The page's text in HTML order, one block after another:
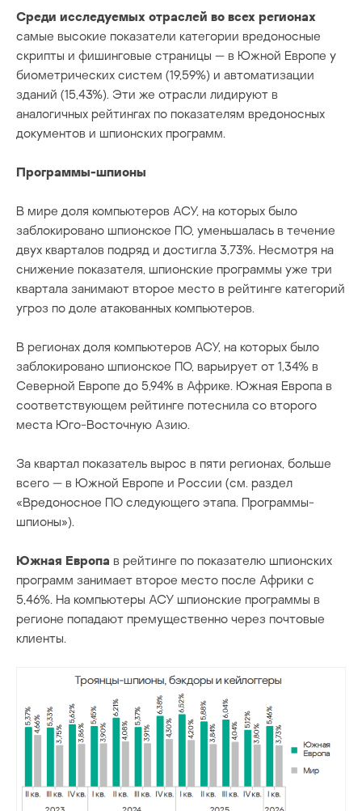
Среди исследуемых отраслей во всех регионах
самые высокие показатели категории вредоносные
скрипты и фишинговые страницы — в Южной Европе у
биометрических систем (19,59%) и автоматизации
зданий (15,43%). Эти же отрасли лидируют в
аналогичных рейтингах по показателям вредоносных
документов и шпионских программ.
Программы-шпионы
В мире доля компьютеров АСУ, на которых было
заблокировано шпионское ПО, уменьшалась в течение
двух кварталов подряд и достигла 3,73%. Несмотря на
снижение показателя, шпионские программы уже три
квартала занимают второе место в рейтинге категорий
угроз по доле атакованных компьютеров.
В регионах доля компьютеров АСУ, на которых было
заблокировано шпионское ПО, варьирует от 1,34% в
Северной Европе до 5,94% в Африке. Южная Европа в
соответствующем рейтинге потеснила со второго
места Юго-Восточную Азию.
За квартал показатель вырос в пяти регионах, больше
всего — в Южной Европе и России (см. раздел
«Вредоносное ПО следующего этапа. Программы-
шпионы»).
Южная Европа в рейтинге по показателю шпионских
программ занимает второе место после Африки с
5,46%. На компьютеры АСУ шпионские программы в
регионе попадают премущественно через почтовые
клиенты.